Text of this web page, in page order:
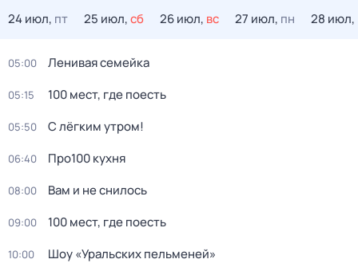
24 июл, пт 25 июл,сб 26 июл, вс 27 июл, пн 28 июл,
05:00 Ленивая семейка
05:15 100 мест, где поесть
05:50 С лёгким утром!
06:40 Пpo100 кухня
08:00 Вам и не снилось
09:00 100 мест, где поесть
10:00 Шоy «Уральских пeльменей»